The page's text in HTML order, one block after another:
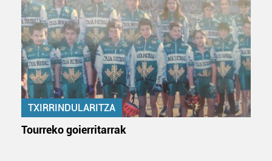
TXIRRINDULARITZA
Tourreko goierritarrak